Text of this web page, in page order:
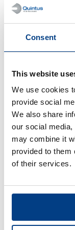
Consent
This website
We use cookies
provide social
We also share
our social
may combine it
provided to them
of their services.
HPP Labor